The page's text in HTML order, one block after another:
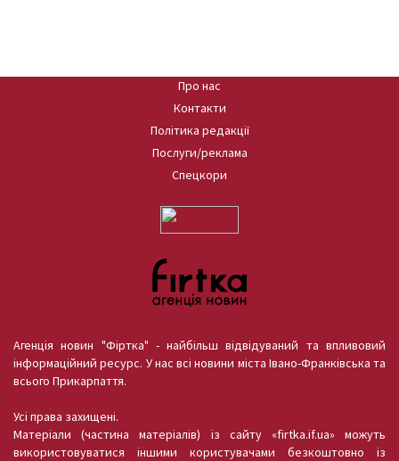
Про нас
Контакти
Політика редакції
Послуги/реклама
Спецкори
Агенція новин "Фіртка" - найбільш відвідуваний та впливовий
інформаційний ресурс. У нас всі новини міста Івано-Франківська та
всього Прикарпаття.
Усі права захищені.
Матеріали (частина матеріалів) із сайту «firtka.if.ua» можуть
використовуватися іншими користувачами безкоштовно із